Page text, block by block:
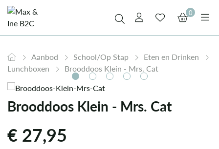
0
Aanbod School/Op Stap
Eten en Drinken
Lunchboxen
Brooddoos Klein - Mrs. Cat
Brooddoos Klein - Mrs. Cat
€27,95